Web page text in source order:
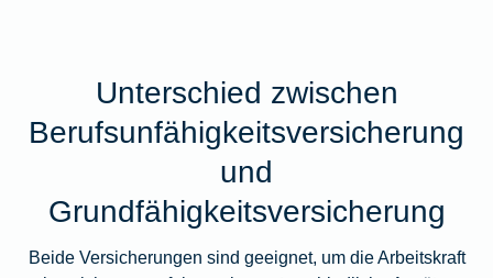
Unterschied zwischen
Berufsunfähigkeitsversicherung
und
Grundfähigkeitsversicherung
Beide Versicherungen sind geeignet, um die Arbeitskraft